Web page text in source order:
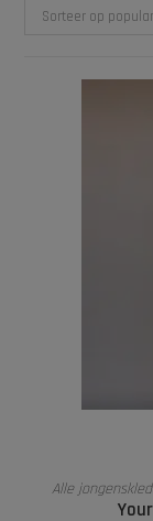
Sorteer op
Alle